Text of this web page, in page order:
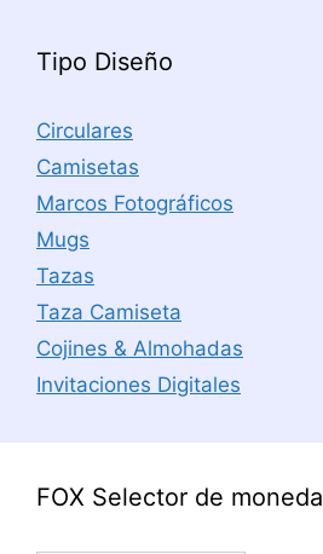
Tipo Diseño
Circulares
Camisetas
Marcos Fotográficos
Mugs
Tazas
Taza Camiseta
Cojines & Almohadas
Invitaciones Digitales
FOX Selector de moneda